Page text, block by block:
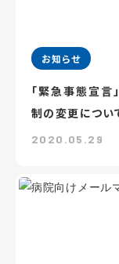
お知らせ
「緊急事態宣
制の変更につい
2020.05.29